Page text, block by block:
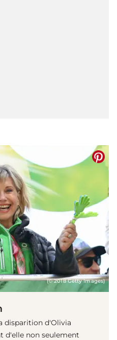
(© 2018 Getty Images)
disparition d'Olivia
d'elle non seulement